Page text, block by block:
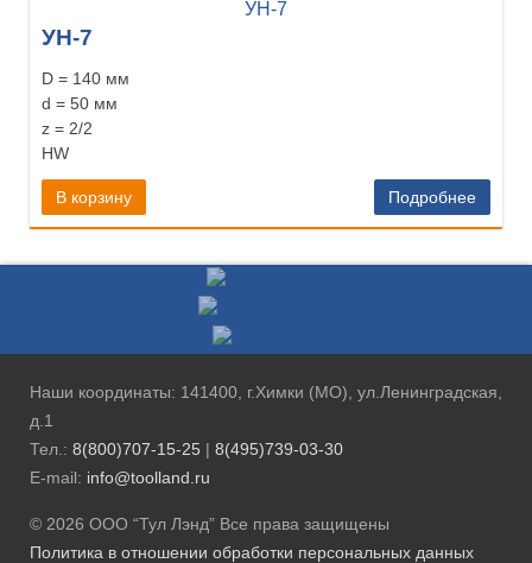
УН-7
D = 140 мм
d = 50 мм
z = 2/2
HW
В корзину Подробнее
Наши координаты: 141400, г.Химки (МО), ул.Ленинградская,
д.1
Тел.: 8(800)707-15-25 | 8(495)739-03-30
E-mail: info@toolland.ru
© 2026 ООО “Тул Лэнд” Все права защищены
Политика в отношении обработки персональных данных